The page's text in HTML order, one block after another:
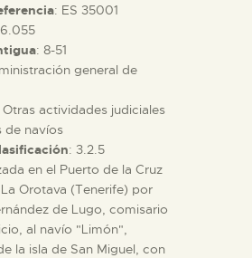
LA VISITA
: ES 35001
: 8-51
general de
Otras actividades judiciales
de navíos
: 3.2.5
en el Puerto de la Cruz
Orotava (Tenerife) por
de Lugo, comisario
al navío "Limón",
la isla de San Miguel, con